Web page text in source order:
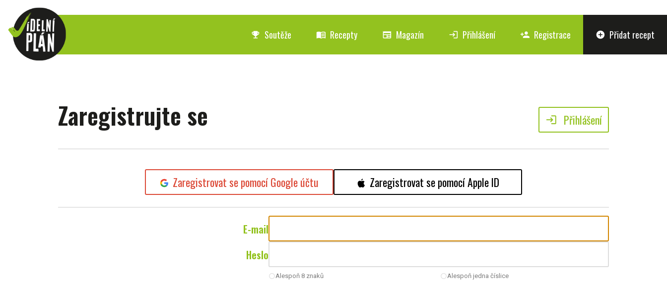
emoji_events Soutěže menu_book Recepty newspaper Magazín login Přihlášení person_add Registrace add_circle Přidat recept
Zaregistrujte se login Přihlášení
Zaregistrovat se pomocí Google účtu Zaregistrovat se pomocí Apple ID
E-mail
Heslo
radio_button_uncheckedAlespoň 8 znaků radio_button_uncheckedAlespoň jedna číslice